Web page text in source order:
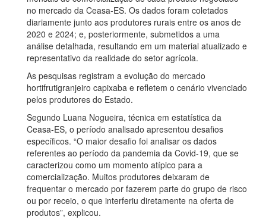
no mercado da Ceasa-ES. Os dados foram coletados
diariamente junto aos produtores rurais entre os anos de
2020 e 2024; e, posteriormente, submetidos a uma
análise detalhada, resultando em um material atualizado e
representativo da realidade do setor agrícola.
As pesquisas registram a evolução do mercado
hortifrutigranjeiro capixaba e refletem o cenário vivenciado
pelos produtores do Estado.
Segundo Luana Nogueira, técnica em estatística da
Ceasa-ES, o período analisado apresentou desafios
específicos. “O maior desafio foi analisar os dados
referentes ao período da pandemia da Covid-19, que se
caracterizou como um momento atípico para a
comercialização. Muitos produtores deixaram de
frequentar o mercado por fazerem parte do grupo de risco
ou por receio, o que interferiu diretamente na oferta de
produtos”, explicou.